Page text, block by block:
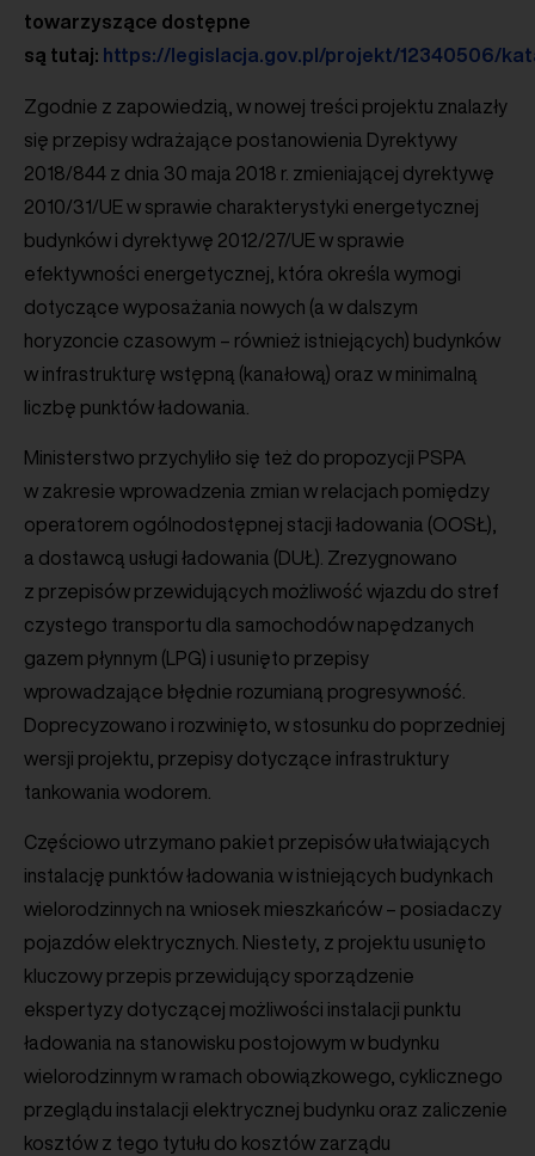
towarzyszące dostępne
są tutaj: https://legislacja.gov.pl/projekt/12340506/
Zgodnie z zapowiedzią, w nowej treści projektu znalazły
się przepisy wdrażające postanowienia Dyrektywy
2018/844 z dnia 30 maja 2018 r. zmieniającej dyrektywę
2010/31/UE w sprawie charakterystyki energetycznej
budynków i dyrektywę 2012/27/UE w sprawie
efektywności energetycznej, która określa wymogi
dotyczące wyposażania nowych (a w dalszym
horyzoncie czasowym – również istniejących) budynków
w infrastrukturę wstępną (kanałową) oraz w minimalną
liczbę punktów ładowania.
Ministerstwo przychyliło się też do propozycji PSPA
w zakresie wprowadzenia zmian w relacjach pomiędzy
operatorem ogólnodostępnej stacji ładowania (OOSŁ),
a dostawcą usługi ładowania (DUŁ). Zrezygnowano
z przepisów przewidujących możliwość wjazdu do stref
czystego transportu dla samochodów napędzanych
gazem płynnym (LPG) i usunięto przepisy
wprowadzające błędnie rozumianą progresywność.
Doprecyzowano i rozwinięto, w stosunku do poprzedniej
wersji projektu, przepisy dotyczące infrastruktury
tankowania wodorem.
Częściowo utrzymano pakiet przepisów ułatwiających
instalację punktów ładowania w istniejących budynkach
wielorodzinnych na wniosek mieszkańców – posiadaczy
pojazdów elektrycznych. Niestety, z projektu usunięto
kluczowy przepis przewidujący sporządzenie
ekspertyzy dotyczącej możliwości instalacji punktu
ładowania na stanowisku postojowym w budynku
wielorodzinnym w ramach obowiązkowego, cyklicznego
przeglądu instalacji elektrycznej budynku oraz zaliczenie
kosztów z tego tytułu do kosztów zarządu